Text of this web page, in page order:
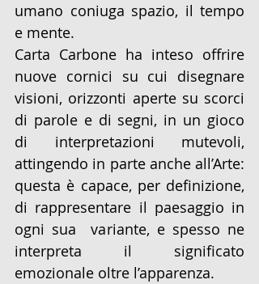
umano coniuga spazio, il tempo
e mente.
Carta Carbone ha inteso offrire
nuove cornici su cui disegnare
visioni, orizzonti aperte su scorci
di parole e di segni, in un gioco
di interpretazioni mutevoli,
attingendo in parte anche all’Arte:
questa è capace, per definizione,
di rappresentare il paesaggio in
ogni sua  variante, e spesso ne
interpreta il significato
emozionale oltre l’apparenza.